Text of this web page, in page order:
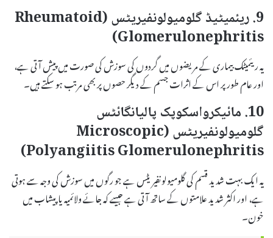
9. ریئمیٹیڈ گلومیولونفیریٹس (Rheumatoid
Glomerulonephritis)
یہ ریئمیٹک بیماری کے مریضوں میں گردوں کی سوزش کی صورت میں پیش آتی ہے،
اور عام طور پر اس کے اثرات جسم کے دیگر حصوں پر بھی مرتب ہو سکتے ہیں۔
10. مائیکرواسکوپک پالیانگائٹس
گلومیولونفیریٹس (Microscopic
Polyangiitis Glomerulonephritis)
یہ ایک بہت شدید قسم کی گلومیولونفیریٹس ہے جو رگوں میں سوزش کی وجہ سے ہوتی
ہے، اور اکثر شدید علامتوں کے ساتھ آتی ہے جیسے کہ جائے ولائمیہ یا پیشاب میں
خون۔